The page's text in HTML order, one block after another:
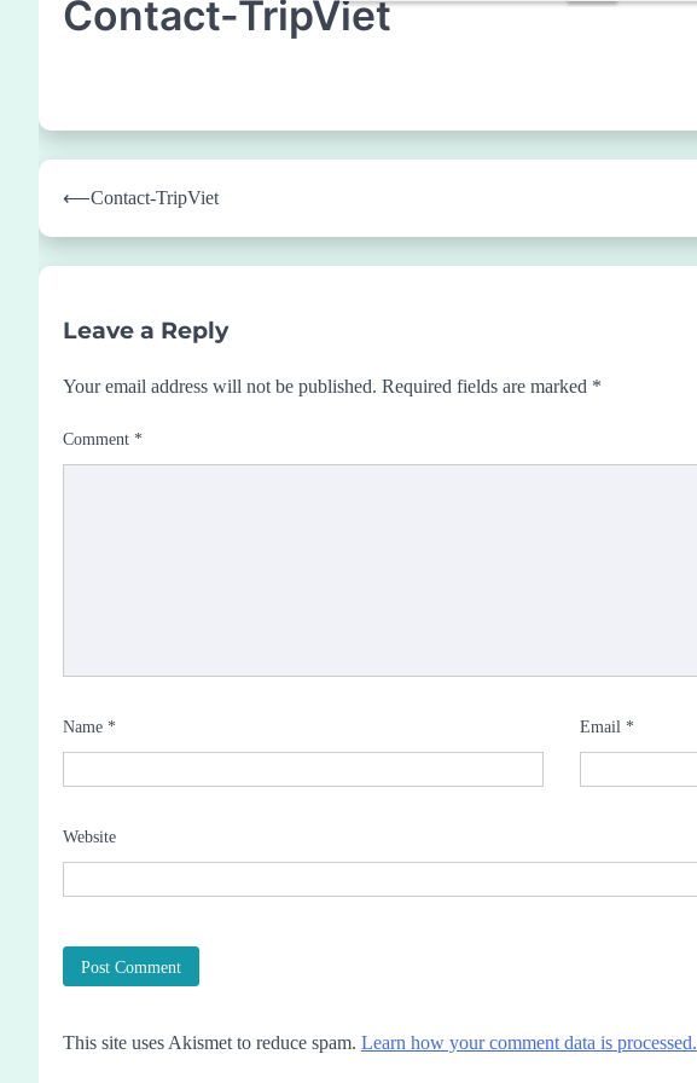
Contact-TripViet
Post
navigation
⟵Contact-TripViet
Leave a Reply
Your email address will not be published. Required fields are marked *
Comment *
Name * Email *
Website
This site uses Akismet to reduce spam. Learn how your comment data is processed.